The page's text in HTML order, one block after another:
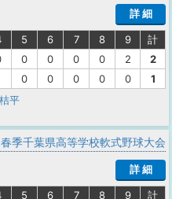
詳 細
5 6 7 8 9
計
0 0 0 0 2
2
0 0 0 0 0
1
平
季千葉県高等学校軟式野球大会
詳 細
5 6 7 8 9
計